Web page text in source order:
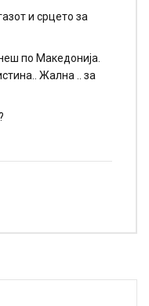
и срцето за
по Македонија.
Жална .. за